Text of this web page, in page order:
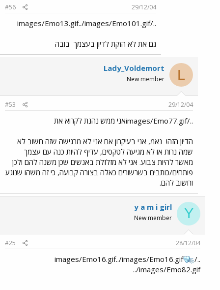
29/12/04
#56
../images/Emo13.gif../images/Emo101.gif
גם את לא הזקת לדיון בעצמך בובה
L
Lady_Voldemort
New member
29/12/04
#53
../images/Emo77.gifאני ממש נהנת לקרוא את
הדיון הזה! נאמ, אני בעיקרון אם אני לא מרגישה שזה חשוב לא
שמה נרות או לא מגיעה לטקסים, עדיף להיות כנה עם עצמך
מאשר להיות צבוע. אני לא מזלזלת באנשים שכן משנה להם ולכן
פותחים/כותבים בשרשורים כאלה בצורה קבועה, כי זה משהו שנוגע
וחשוב להם.
Y
y a m i girl
New member
28/12/04
#25
../images/Emo16.gif../images/Emo16.gif
../images/Emo82.gif